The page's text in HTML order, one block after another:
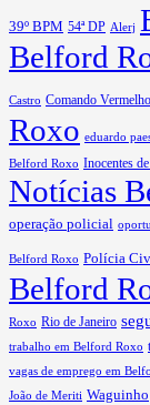
39º BPM 54ª DP Alerj
Belford
Castro Comando Vermelho
Roxo eduardo
Belford Roxo Inocentes
Notícias
operação policial
Belford Roxo Polícia
Belford
Roxo Rio de Janeiro
trabalho em Belford Roxo
vagas de emprego em
João de Meriti Waguinho